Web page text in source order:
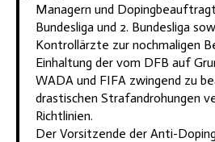
Managern und
Bundesliga und 2. Bundesliga
Kontrollärzte zur nochmaligen
Einhaltung der vom DFB auf
WADA und FIFA zwingend zu
drastischen Strafandrohungen
Richtlinien.
Der Vorsitzende der Anti-